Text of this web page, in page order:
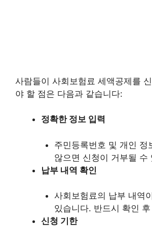
사람들이 사회보험료 세액공제를
야 할 점은 다음과 같습니다:
정확한 정보 입력
주민등록번호 및 개인 정
않으면 신청이 거부될 수
납부 내역 확인
사회보험료의 납부 내역
있습니다. 반드시 확인
신청 기한